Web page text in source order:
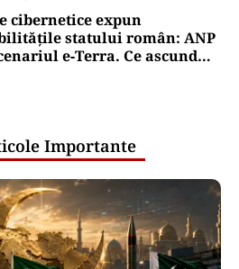
cibernetice expun
statului român: ANP
e‑Terra. Ce ascund
Importante